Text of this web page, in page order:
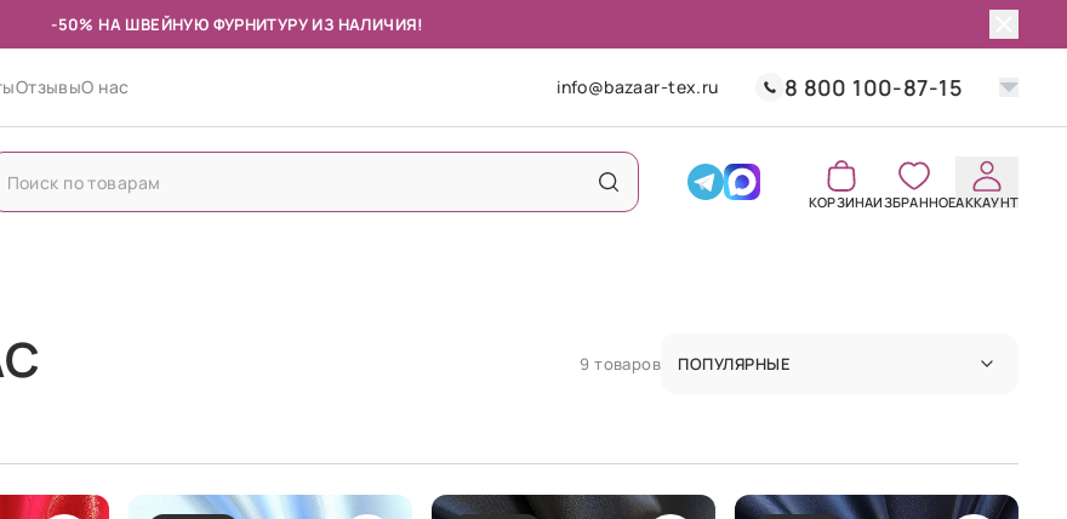
-50% НА ШВЕЙНУЮ ФУРНИТУРУ ИЗ НАЛИЧИЯ!
ОтзывыО нас info@bazaar-tex.ru 8 800 100-87-15
КОРЗИНАИЗБРАННОЕАККАУНТ
9 товаров ПОПУЛЯРНЫЕ